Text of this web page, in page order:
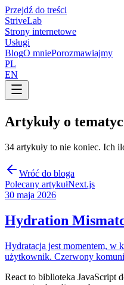
Przejdź do treści
StriveLab
Strony internetowe
Usługi
BlogO mniePorozmawiajmy
PL
EN
Artykuły o
34 artykuły to nie koniec. Ich
Wróć do bloga
Polecany artykułNext.js
30 maja 2026
Hydration
Hydratacja jest momentem, w
użytkownik. Czerwony
React to biblioteka JavaScript